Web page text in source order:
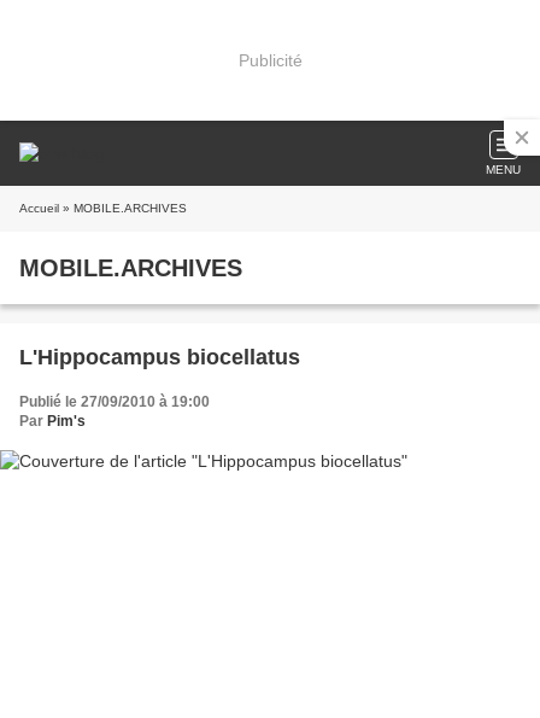
Publicité
MENU
Accueil » MOBILE.ARCHIVES
MOBILE.ARCHIVES
L'Hippocampus biocellatus
Publié le 27/09/2010 à 19:00
Par Pim's